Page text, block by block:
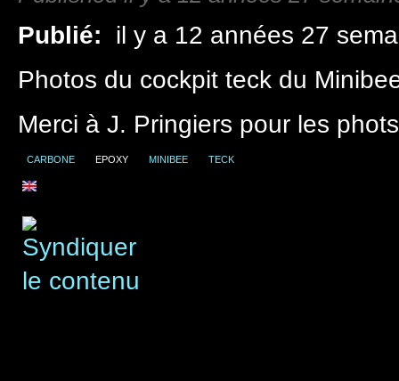
Publié:
il y a 12 années 27
Photos du cockpit teck du
Merci à J. Pringiers pour les
CARBONE EPOXY MINIBEE TECK